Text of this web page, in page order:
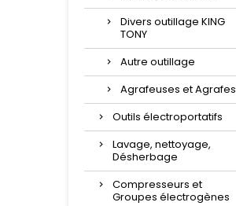
Divers outillage KING
TONY
Autre outillage
Agrafeuses et Agrafes
Outils électroportatifs
Lavage, nettoyage,
Désherbage
Compresseurs et
Groupes électrogènes